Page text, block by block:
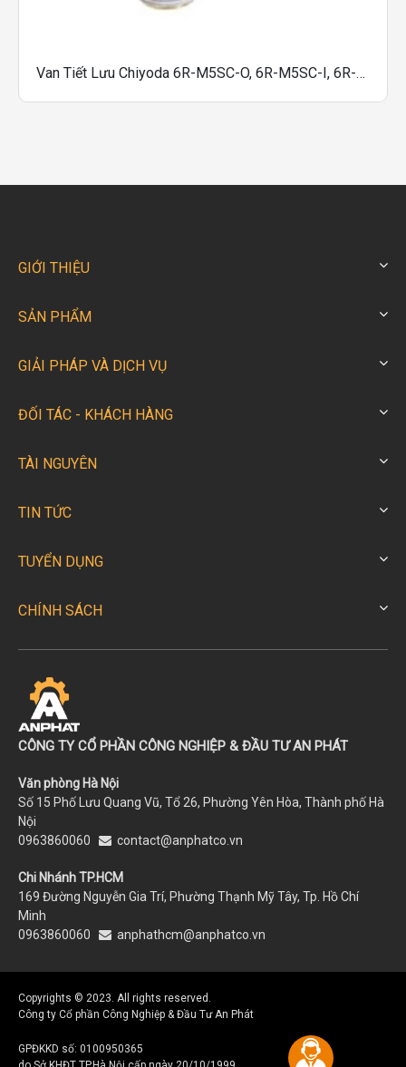
Van Tiết Lưu Chiyoda 6R-M5SC-O, 6R-M5SC-I, 6R-01SC-O, 6R-01SC-I, 6R-02SC-O, 6R-02SC-I
GIỚI THIỆU
SẢN PHẨM
GIẢI PHÁP VÀ DỊCH VỤ
ĐỐI TÁC - KHÁCH HÀNG
TÀI NGUYÊN
TIN TỨC
TUYỂN DỤNG
CHÍNH SÁCH
CÔNG TY CỔ PHẦN CÔNG NGHIỆP & ĐẦU TƯ AN PHÁT
Văn phòng Hà Nội
Số 15 Phố Lưu Quang Vũ, Tổ 26, Phường Yên Hòa, Thành phố Hà
Nội
0963860060
contact@anphatco.vn
Chi Nhánh TP.HCM
169 Đường Nguyễn Gia Trí, Phường Thạnh Mỹ Tây, Tp. Hồ Chí
Minh
0963860060
anphathcm@anphatco.vn
Copyrights © 2023. All rights reserved.
Công ty Cổ phần Công Nghiệp & Đầu Tư An Phát
GPĐKKD số: 0100950365